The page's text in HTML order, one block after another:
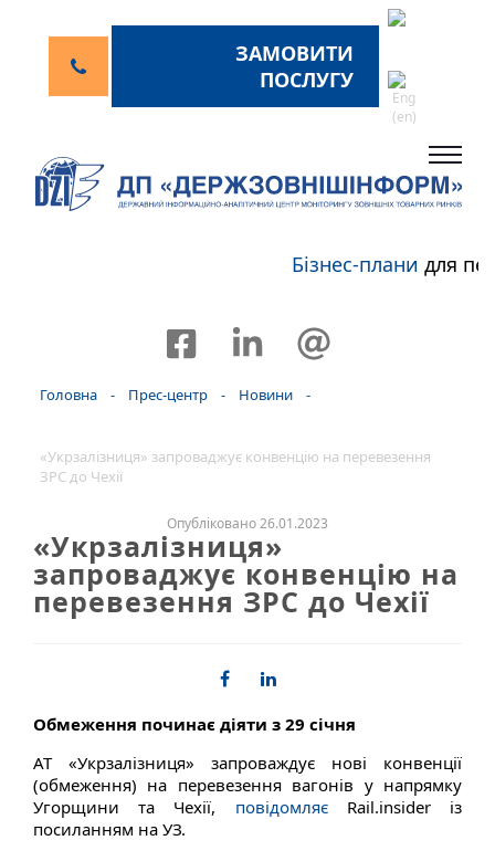
ЗАМОВИТИ
ПОСЛУГУ
Бізнес-планидля
Головна - Прес-центр - Новини -
«Укрзалізниця» запроваджує конвенцію на перевезення
ЗРС до Чехії
Опубліковано 26.01.2023
«Укрзалізниця»
запроваджує конвенцію на
перевезення ЗРС до Чехії
Обмеження починає діяти з 29 січня
АТ «Укрзалізниця» запроваждує нові конвенції
(обмеження) на перевезення вагонів у напрямку
Угорщини та Чехії, повідомляєRail.insider із
посиланням на УЗ.